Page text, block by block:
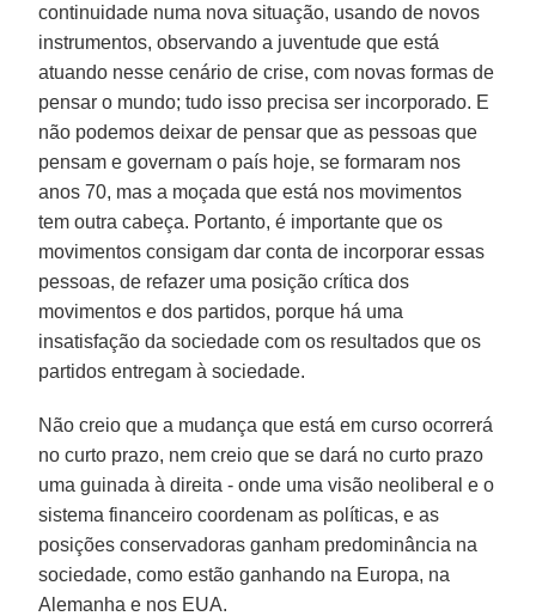
continuidade numa nova situação, usando de novos
instrumentos, observando a juventude que está
atuando nesse cenário de crise, com novas formas de
pensar o mundo; tudo isso precisa ser incorporado. E
não podemos deixar de pensar que as pessoas que
pensam e governam o país hoje, se formaram nos
anos 70, mas a moçada que está nos movimentos
tem outra cabeça. Portanto, é importante que os
movimentos consigam dar conta de incorporar essas
pessoas, de refazer uma posição crítica dos
movimentos e dos partidos, porque há uma
insatisfação da sociedade com os resultados que os
partidos entregam à sociedade.
Não creio que a mudança que está em curso ocorrerá
no curto prazo, nem creio que se dará no curto prazo
uma guinada à direita - onde uma visão neoliberal e o
sistema financeiro coordenam as políticas, e as
posições conservadoras ganham predominância na
sociedade, como estão ganhando na Europa, na
Alemanha e nos EUA.